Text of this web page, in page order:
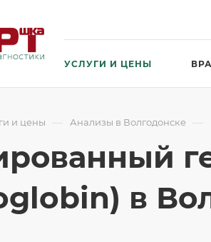
УСЛУГИ И ЦЕНЫ
и цены — Анализы в Волгодонске —
в